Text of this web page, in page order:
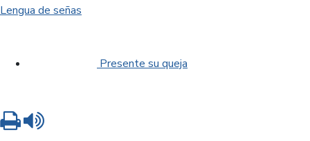
Lengua de señas
Presente su queja
Imprimir